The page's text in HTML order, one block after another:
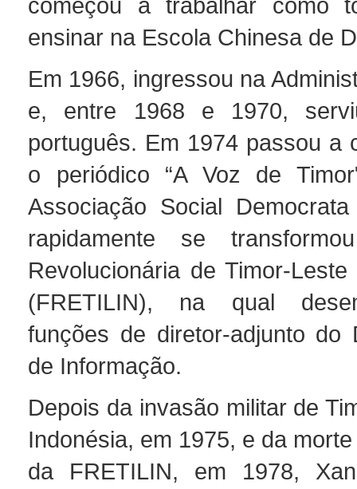
ensinar na Escola Chinesa de
Em 1966, ingressou na
e, entre 1968 e 1970,
português. Em 1974 passou a
o periódico “A Voz de
Associação Social
rapidamente se
Revolucionária de Timor-Leste
(FRETILIN), na qual
funções de diretor-adjunto do
de Informação.
Depois da invasão militar de
Indonésia, em 1975, e da
da FRETILIN, em 1978,